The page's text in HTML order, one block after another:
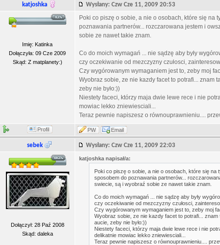
katjoshka Wysłany: Czw Cze 11, 2009 20:53
Imię: Katinka
Dołączyła: 09 Cze 2009
Skąd: Z matplanety:)
Poki co piszę o sobie, a nie o osobach, które się na
poznawania partnerów... rozczarowana jestem i
sobie ze nawet takie znam.
Co do moich wymagań ... nie sądzę aby były
czy oczekiwanie od mezczyzny czułosci,
Czy wygórowanym wymaganiem jest to, zeby moj
Wyobraz sobie, ze nie kazdy facet to potrafi... znam
zeby nie było:))
Niestety faceci, którzy maja dwie lewe rece i nie
mowiac lekko zniewiesciali...
Teraz pewnie napiszesz o równouprawnieniu....
Profil PW Email
sebek Wysłany: Czw Cze 11, 2009 22:03
Dołączył: 28 Paź 2008
Skąd: daleka
katjoshka napisał/a:
Poki co piszę o sobie, a nie o osobach, które się na
sposobem do poznawania partnerów...
swiecie, są i wyobraź sobie ze nawet takie znam.
Co do moich wymagań ... nie sądzę aby były
czy oczekiwanie od mezczyzny czułosci,
Czy wygórowanym wymaganiem jest to, zeby moj
Wyobraz sobie, ze nie kazdy facet to potrafi...
aucie, zeby nie było:))
Niestety faceci, którzy maja dwie lewe rece i nie
delikatnie mowiac lekko zniewiesciali...
Teraz pewnie napiszesz o równouprawnieniu....